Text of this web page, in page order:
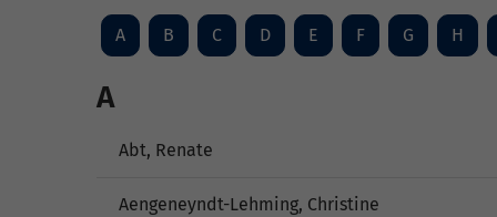
A B C D E F G H
A
Abt, Renate
Aengeneyndt-Lehming, Christine